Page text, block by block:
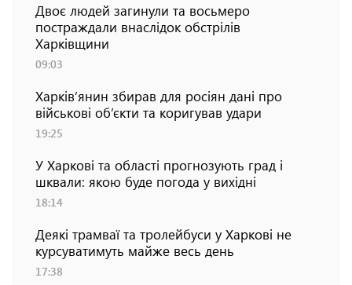
Двоє людей загинули та восьмеро
постраждали внаслідок обстрілів
Харківщини
09:03
Харків’янин збирав для росіян дані про
військові об’єкти та коригував удари
19:25
У Харкові та області прогнозують град і
шквали: якою буде погода у вихідні
18:14
Деякі трамваї та тролейбуси у Харкові не
курсуватимуть майже весь день
17:38